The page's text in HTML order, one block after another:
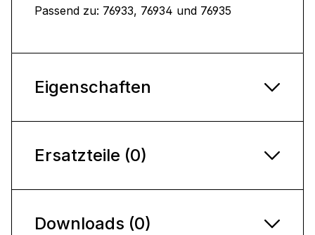
Passend zu: 76933, 76934 und 76935
Eigenschaften
Ersatzteile (0)
Downloads (0)